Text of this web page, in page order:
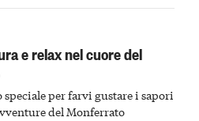
e relax nel cuore del
per farvi gustare i sapori
del Monferrato